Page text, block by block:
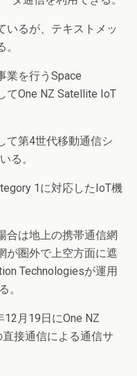
いるが、テキストメッ
業を行うSpace
てOne NZ Satellite IoT
て第4世代移動通信シ
る。
1に対応したIoT機
合は地上の携帯通信網
が圏外で上空方面に遮
Technologiesが運用
。
12月19日にOne NZ
接通信による通信サ